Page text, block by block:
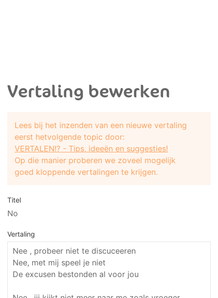
Vertaling bewerken
Lees bij het inzenden van een nieuwe vertaling
eerst hetvolgende topic door:
VERTALEN!? - Tips, ideeën en suggesties!
Op die manier proberen we zoveel mogelijk
goed kloppende vertalingen te krijgen.
Titel
No
Vertaling